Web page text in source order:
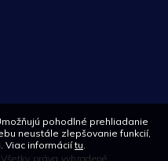
pohodlné prehliadanie
neustále zlepšovanie funkcií,
Viac informáciítu.
. Všetky práva vyhradené.